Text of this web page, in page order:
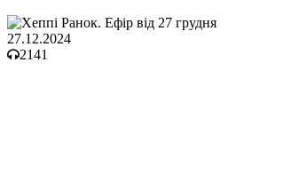
27.12.2024
2141